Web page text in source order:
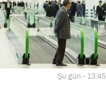
Şu gün - 13:45